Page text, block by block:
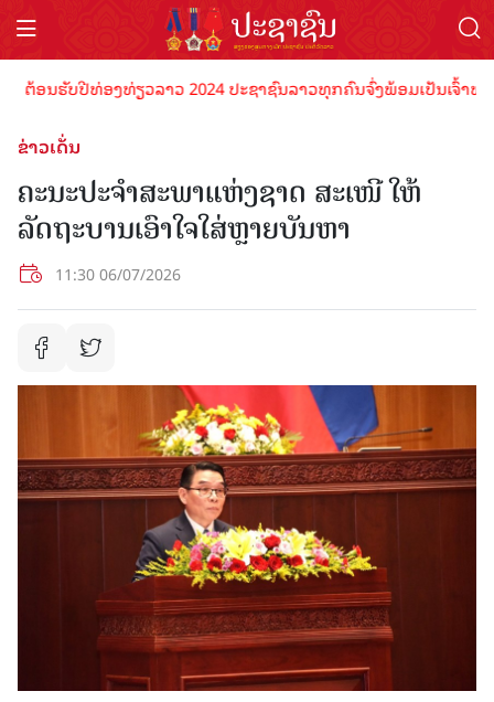
ຮັບປີທ່ອງທ່ຽວລາວ 2024 ປະຊາຊົນລາວທຸກຄົນຈົ່ງພ້ອມເປັນເຈົ້າພາບ
ຂ່າວເດັ່ນ
ຄະນະປະຈຳສະພາແຫ່ງຊາດ ສະເໜີ ໃຫ້
ລັດຖະບານເອົາໃຈໃສ່ຫຼາຍບັນຫາ
11:30 06/07/2026